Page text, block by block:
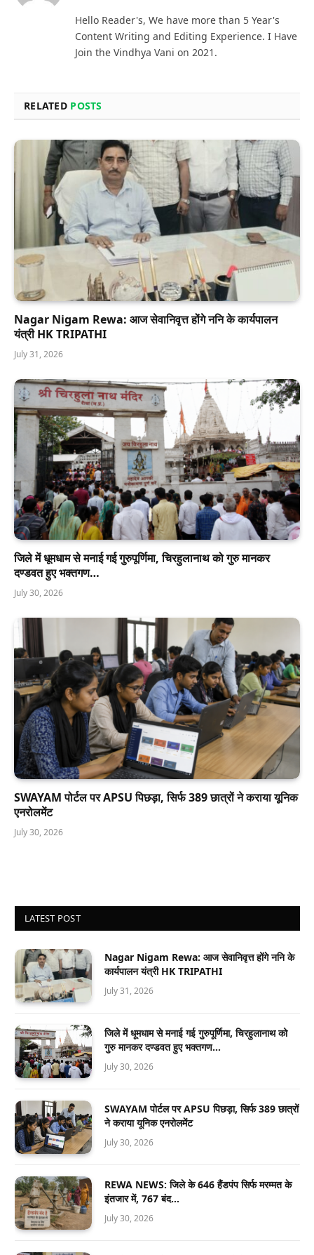
Hello Reader's, We have more than 5 Year's
Content Writing and Editing Experience. I Have
Join the Vindhya Vani on 2021.
RELATED POSTS
Nagar Nigam Rewa: आज सेवानिवृत्त होंगे ननि के कार्यपालन
यंत्री HK TRIPATHI
July 31, 2026
जिले में धूमधाम से मनाई गई गुरुपूर्णिमा, चिरहुलानाथ को गुरु मानकर
दण्डवत हुए भक्तगण…
July 30, 2026
SWAYAM पोर्टल पर APSU पिछड़ा, सिर्फ 389 छात्रों ने कराया यूनिक
एनरोलमेंट
July 30, 2026
LATEST POST
Nagar Nigam Rewa: आज सेवानिवृत्त होंगे ननि के
कार्यपालन यंत्री HK TRIPATHI
July 31, 2026
जिले में धूमधाम से मनाई गई गुरुपूर्णिमा, चिरहुलानाथ को
गुरु मानकर दण्डवत हुए भक्तगण…
July 30, 2026
SWAYAM पोर्टल पर APSU पिछड़ा, सिर्फ 389 छात्रों
ने कराया यूनिक एनरोलमेंट
July 30, 2026
REWA NEWS: जिले के 646 हैंडपंप सिर्फ मरम्मत के
इंतजार में, 767 बंद…
July 30, 2026